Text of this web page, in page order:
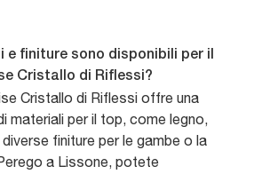
e finiture sono disponibili per il
Cristallo di Riflessi?
Cristallo di Riflessi offre una
materiali per il top, come legno,
finiture per le gambe o la
a Lissone, potete